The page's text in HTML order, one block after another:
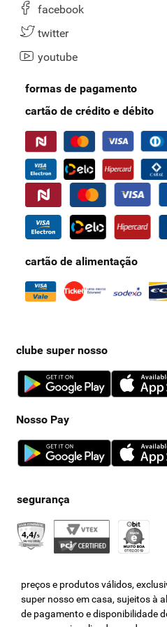
que o Supernosso Prime oferece a
facebook
twitter
youtube
formas de pagamento
cartão de crédito e débito
cartão de alimentação
clube super nosso
Nosso Pay
preços e produtos válidos,
super nosso em casa, sujeitos à
de pagamento e disponibilidade